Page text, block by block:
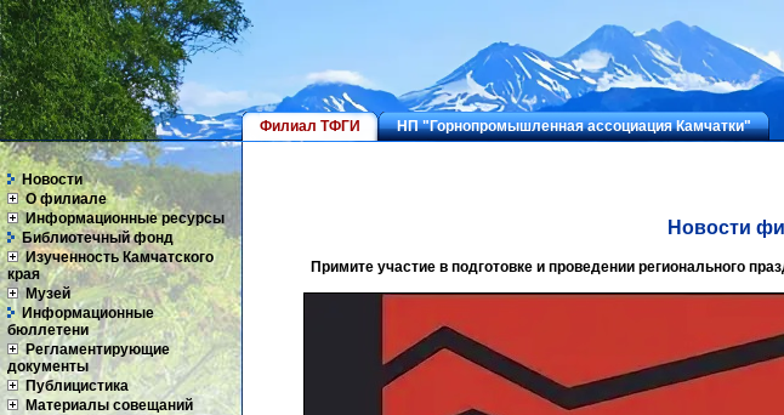
Филиал ТФГИ НП "Горнопромышленная ассоциация Камчатки"
Новости
О филиале
Информационные ресурсы
Библиотечный фонд
Изученность Камчатского
края
Музей
Информационные
бюллетени
Регламентирующие
документы
Публицистика
Материалы совещаний
Новости
Примите участие в подготовке и проведении регионального